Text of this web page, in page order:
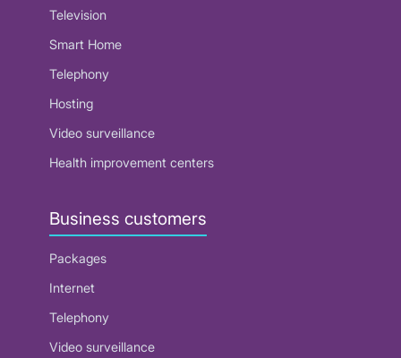
Television
Smart Home
Telephony
Hosting
Video surveillance
Health improvement centers
Business customers
Packages
Internet
Telephony
Video surveillance